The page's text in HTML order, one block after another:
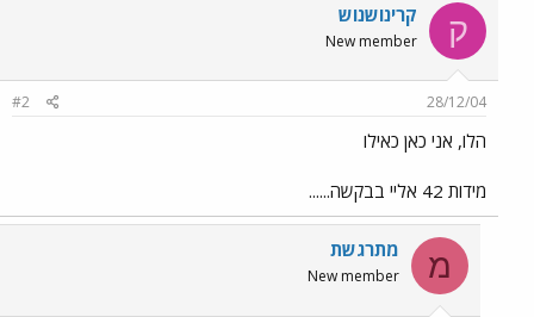
ק קרינושנוש
New member
28/12/04
#2
הלו, אני כאן כאילו
מידות 42 אליי בבקשה......
מ מתרגשת
New member